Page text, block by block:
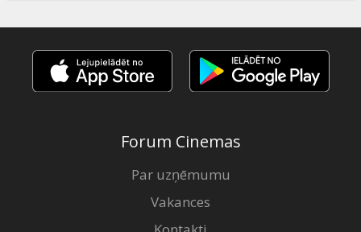
Forum Cinemas
Par uzņēmumu
Vakances